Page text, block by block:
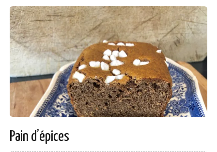
Pain d’épices